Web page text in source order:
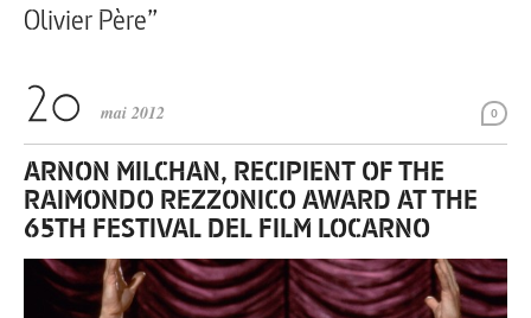
Olivier Père”
0
mai 2012
ARNON MILCHAN, RECIPIENT OF THE
RAIMONDO REZZONICO AWARD AT THE
65TH FESTIVAL DEL FILM LOCARNO